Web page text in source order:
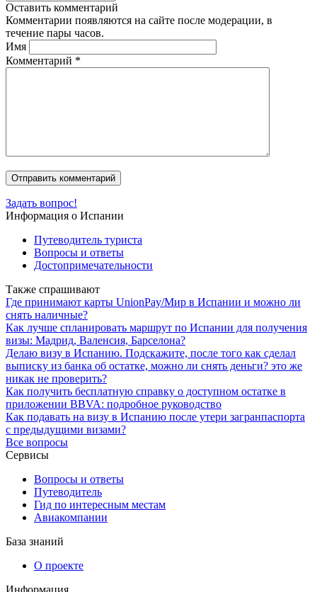
Оставить комментарий
Комментарии появляются на сайте после модерации, в
течение пары часов.
Имя
Комментарий *
Задать вопрос!
Информация о Испании
Путеводитель туриста
Вопросы и ответы
Достопримечательности
Также спрашивают
Где принимают карты UnionPay/Мир в Испании и можно ли
снять наличные?
Как лучше спланировать маршрут по Испании для получения
визы: Мадрид, Валенсия, Барселона?
Делаю визу в Испанию. Подскажите, после того как сделал
выписку из банка об остатке, можно ли снять деньги? это же
никак не проверить?
Как получить бесплатную справку о доступном остатке в
приложении BBVA: подробное руководство
Как подавать на визу в Испанию после утери загранпаспорта
с предыдущими визами?
Все вопросы
Сервисы
Вопросы и ответы
Путеводитель
Гид по интересным местам
Авиакомпании
База знаний
О проекте
Информация